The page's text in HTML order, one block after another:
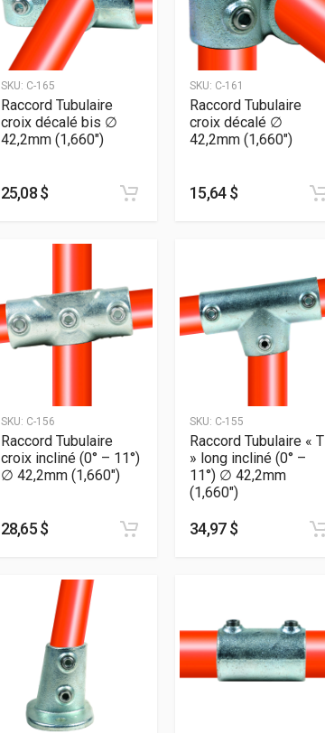
SKU: C-165
Raccord Tubulaire
croix décalé bis ∅
42,2mm (1,660″)
25,08 $
SKU: C-161
Raccord Tubulaire
croix décalé ∅
42,2mm (1,660″)
15,64 $
SKU: C-156
Raccord Tubulaire
croix incliné (0° – 11°)
∅ 42,2mm (1,660″)
28,65 $
SKU: C-155
Raccord Tubulaire « T
» long incliné (0° –
11°) ∅ 42,2mm
(1,660″)
34,97 $